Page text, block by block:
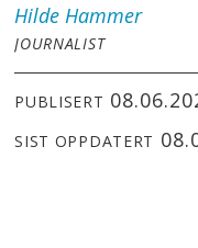
Hilde Hammer
JOURNALIST
PUBLISERT
SIST OPPDATERT